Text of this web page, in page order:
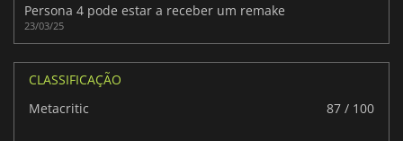
Persona 4 pode estar a receber um remake
23/03/25
CLASSIFICAÇÃO
Metacritic
87 / 100